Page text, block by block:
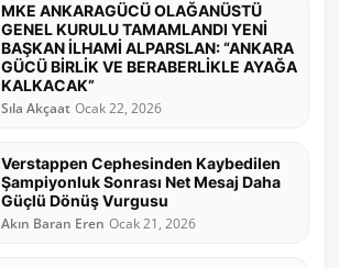
MKE ANKARAGÜCÜ OLAĞANÜSTÜ
GENEL KURULU TAMAMLANDI YENİ
BAŞKAN İLHAMİ ALPARSLAN: “ANKARA
GÜCÜ BİRLİK VE BERABERLİKLE AYAĞA
KALKACAK”
Sıla Akçaat Ocak 22, 2026
Verstappen Cephesinden Kaybedilen
Şampiyonluk Sonrası Net Mesaj Daha
Güçlü Dönüş Vurgusu
Akın Baran Eren Ocak 21, 2026